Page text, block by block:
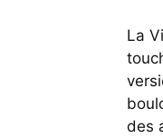
La
des